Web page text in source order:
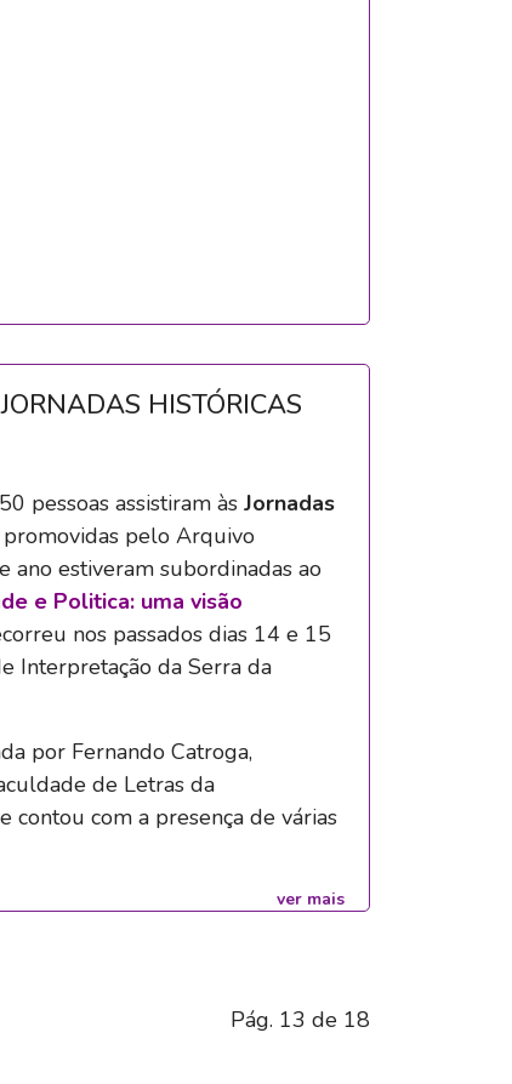
HISTÓRICAS
pessoas assistiram às Jornadas
promovidas pelo Arquivo
ano estiveram subordinadas ao
e Politica: uma visão
nos passados dias 14 e 15
Interpretação da Serra da
por Fernando Catroga,
de Letras da
contou com a presença de várias
ver mais
Pág. 13 de 18